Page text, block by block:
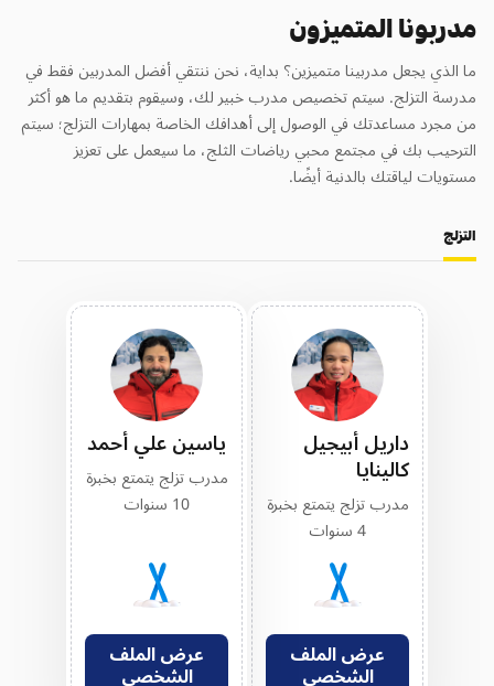
مدربونا المتميزون
ما الذي يجعل مدربينا متميزين؟ بداية، نحن ننتقي أفضل المدربين فقط في
مدرسة التزلج. سيتم تخصيص مدرب خبير لك، وسيقوم بتقديم ما هو أكثر
من مجرد مساعدتك في الوصول إلى أهدافك الخاصة بمهارات التزلج؛ سيتم
الترحيب بك في مجتمع محبي رياضات الثلج، ما سيعمل على تعزيز
مستويات لياقتك بالدنية أيضًا.
التزلج
داريل أبيجيل
كالينايا
مدرب تزلج يتمتع بخبرة
4 سنوات
عرض الملف
الشخصي
ياسين علي أحمد
مدرب تزلج يتمتع بخبرة
10 سنوات
عرض الملف
الشخصي